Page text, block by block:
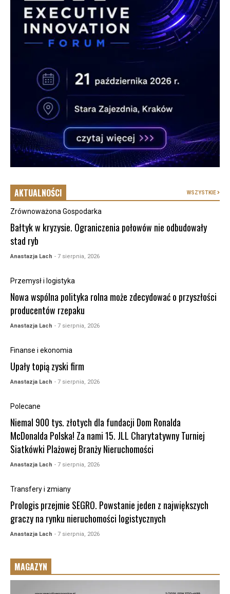
AKTUALNOŚCI WSZYSTKIE
Zrównoważona Gospodarka
Bałtyk w kryzysie. Ograniczenia połowów nie odbudowały
stad ryb
Anastazja Lach - 7 sierpnia, 2026
Przemysł i logistyka
Nowa wspólna polityka rolna może zdecydować o przyszłości
producentów rzepaku
Anastazja Lach - 7 sierpnia, 2026
Finanse i ekonomia
Upały topią zyski firm
Anastazja Lach - 7 sierpnia, 2026
Polecane
Niemal 900 tys. złotych dla fundacji Dom Ronalda
McDonalda Polska! Za nami 15. JLL Charytatywny Turniej
Siatkówki Plażowej Branży Nieruchomości
Anastazja Lach - 7 sierpnia, 2026
Transfery i zmiany
Prologis przejmie SEGRO. Powstanie jeden z największych
graczy na rynku nieruchomości logistycznych
Anastazja Lach - 7 sierpnia, 2026
MAGAZYN